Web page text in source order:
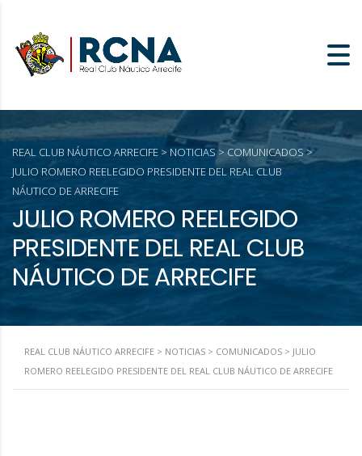
JULIO ROMERO REELEGIDO
PRESIDENTE DEL REAL CLUB
NÁUTICO DE ARRECIFE
REAL CLUB NÁUTICO ARRECIFE > NOTICIAS> COMUNICADOS>
JULIO ROMERO REELEGIDO PRESIDENTE DEL REAL CLUB
NÁUTICO DE ARRECIFE
REAL CLUB NÁUTICO ARRECIFE > NOTICIAS > COMUNICADOS > JULIO
ROMERO REELEGIDO PRESIDENTE DEL REAL CLUB NÁUTICO DE ARRECIFE